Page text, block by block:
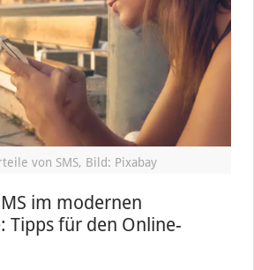
von SMS, Bild: Pixabay
im modernen
Tipps für den Online-